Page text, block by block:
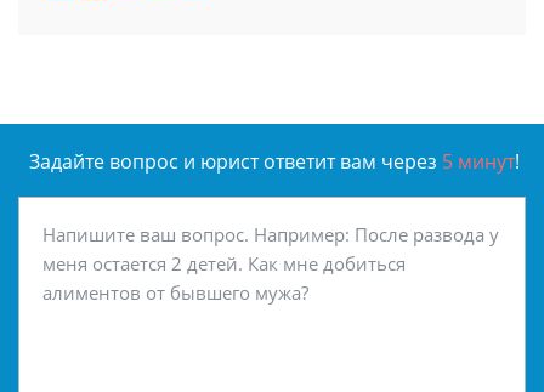
Задайте вопрос и юрист ответит вам через 5 минут!